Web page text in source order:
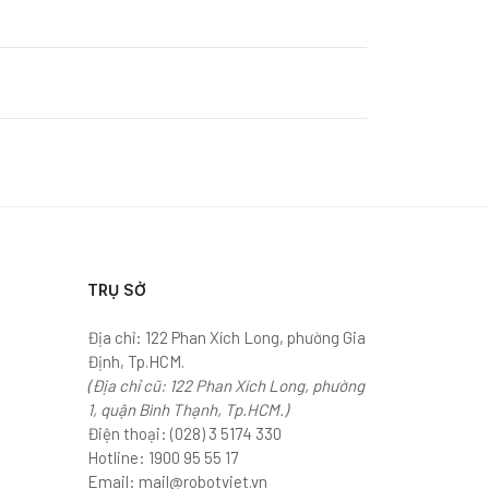
TRỤ SỞ
Địa chỉ: 122 Phan Xích Long, phường Gia
Định, Tp.HCM.
(Địa chỉ cũ: 122 Phan Xích Long, phường
1, quận Bình Thạnh, Tp.HCM.)
Điện thoại: (028) 3 5174 330
Hotline: 1900 95 55 17
Email: mail@robotviet.vn